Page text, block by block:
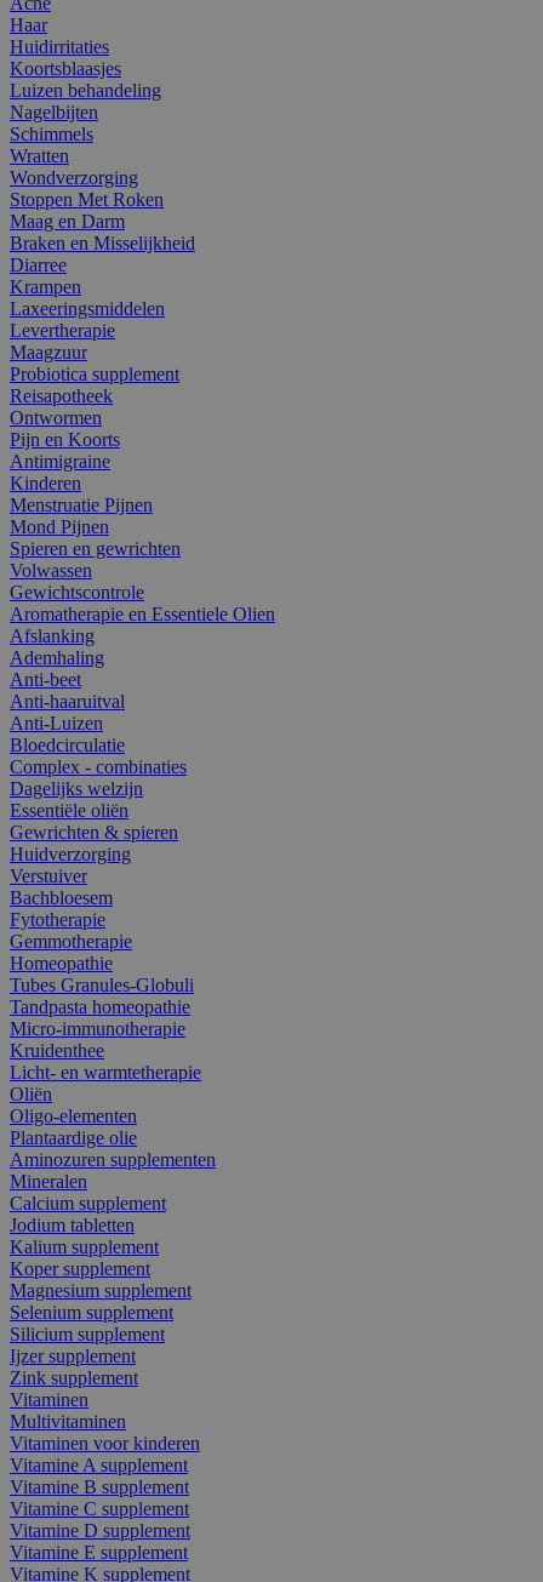
Haar
Huidirritaties
Koortsblaasjes
Luizen behandeling
Nagelbijten
Schimmels
Wratten
Wondverzorging
Stoppen Met Roken
Maag en Darm
Braken en Misselijkheid
Diarree
Krampen
Laxeeringsmiddelen
Levertherapie
Maagzuur
Probiotica supplement
Reisapotheek
Ontwormen
Pijn en Koorts
Antimigraine
Kinderen
Menstruatie Pijnen
Mond Pijnen
Spieren en gewrichten
Volwassen
Gewichtscontrole
Aromatherapie en Essentiele Olien
Afslanking
Ademhaling
Anti-beet
Anti-haaruitval
Anti-Luizen
Bloedcirculatie
Complex - combinaties
Dagelijks welzijn
Essentiële oliën
Gewrichten & spieren
Huidverzorging
Verstuiver
Bachbloesem
Fytotherapie
Gemmotherapie
Homeopathie
Tubes Granules-Globuli
Tandpasta homeopathie
Micro-immunotherapie
Kruidenthee
Licht- en warmtetherapie
Oliën
Oligo-elementen
Plantaardige olie
Aminozuren supplementen
Mineralen
Calcium supplement
Jodium tabletten
Kalium supplement
Koper supplement
Magnesium supplement
Selenium supplement
Silicium supplement
Ijzer supplement
Zink supplement
Vitaminen
Multivitaminen
Vitaminen voor kinderen
Vitamine A supplement
Vitamine B supplement
Vitamine C supplement
Vitamine D supplement
Vitamine E supplement
Vitamine K supplement